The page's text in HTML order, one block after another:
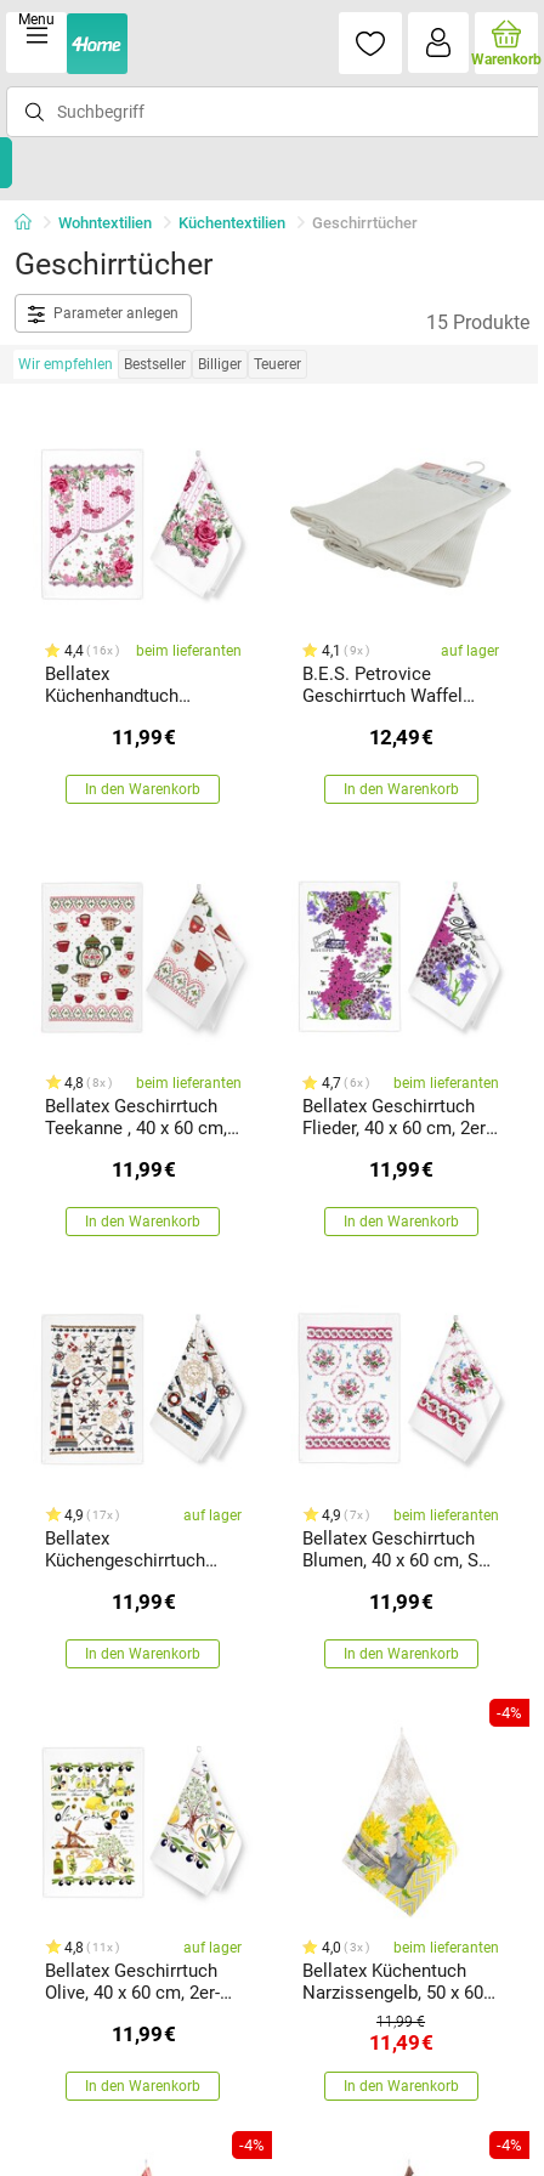
Menu
Warenkorb
Wohntextilien Küchentextilien Geschirrtücher
Geschirrtücher
Parameter anlegen 15 Produkte
Wir empfehlen Bestseller Billiger Teuerer
4,4 16x beim lieferanten
Bellatex
Küchenhandtuch
Satz von 211,99€
In den Warenkorb
4,1 9x auf lager
B.E.S. Petrovice
Geschirrtuch Waffel
12,49€
In den Warenkorb
4,8 8x beim lieferanten
Bellatex Geschirrtuch
Teekanne , 40 x 60 cm,
11,99€
In den Warenkorb
4,7 6x beim lieferanten
Bellatex Geschirrtuch
Flieder, 40 x 60 cm, 2er-
11,99€
In den Warenkorb
4,9 17x auf lager
Bellatex
Küchengeschirrtuch
Satz von 211,99€
In den Warenkorb
4,9 7x beim lieferanten
Bellatex Geschirrtuch
Blumen, 40 x 60 cm, Set
11,99€
In den Warenkorb
4,8 11x auf lager
Bellatex Geschirrtuch
Olive, 40 x 60 cm, 2er-
11,99€
In den Warenkorb
-4%
4,0 3x beim lieferanten
Bellatex Küchentuch
Narzissengelb, 50 x 60
11,99 €
11,49€
In den Warenkorb
-4% -4%